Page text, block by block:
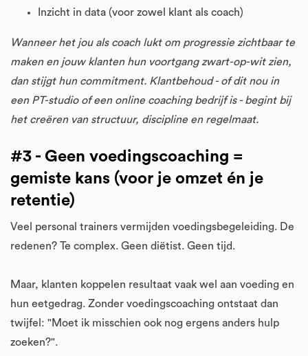
Inzicht in data (voor zowel klant als coach)
Wanneer het jou als coach lukt om progressie zichtbaar te
maken en jouw klanten hun voortgang zwart-op-wit zien,
dan stijgt hun commitment. Klantbehoud - of dit nou in
een PT-studio of een online coaching bedrijf is - begint bij
het creëren van structuur, discipline en regelmaat.
#3 - Geen voedingscoaching =
gemiste kans (voor je omzet én je
retentie)
Veel personal trainers vermijden voedingsbegeleiding. De
redenen? Te complex. Geen diëtist. Geen tijd.
Maar, klanten koppelen resultaat vaak wel aan voeding en
hun eetgedrag. Zonder voedingscoaching ontstaat dan
twijfel: "Moet ik misschien ook nog ergens anders hulp
zoeken?".